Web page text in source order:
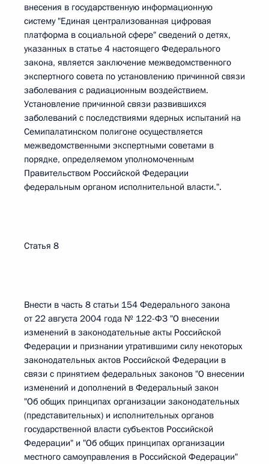
внесения в государственную информационную
систему "Единая централизованная цифровая
платформа в социальной сфере" сведений о детях,
указанных в статье 4 настоящего Федерального
закона, является заключение межведомственного
экспертного совета по установлению причинной связи
заболевания с радиационным воздействием.
Установление причинной связи развившихся
заболеваний с последствиями ядерных испытаний на
Семипалатинском полигоне осуществляется
межведомственными экспертными советами в
порядке, определяемом уполномоченным
Правительством Российской Федерации
федеральным органом исполнительной власти.".
Статья 8
Внести в часть 8 статьи 154 Федерального закона
от 22 августа 2004 года № 122-ФЗ "О внесении
изменений в законодательные акты Российской
Федерации и признании утратившими силу некоторых
законодательных актов Российской Федерации в
связи с принятием федеральных законов "О внесении
изменений и дополнений в Федеральный закон
"Об общих принципах организации законодательных
(представительных) и исполнительных органов
государственной власти субъектов Российской
Федерации" и "Об общих принципах организации
местного самоуправления в Российской Федерации"